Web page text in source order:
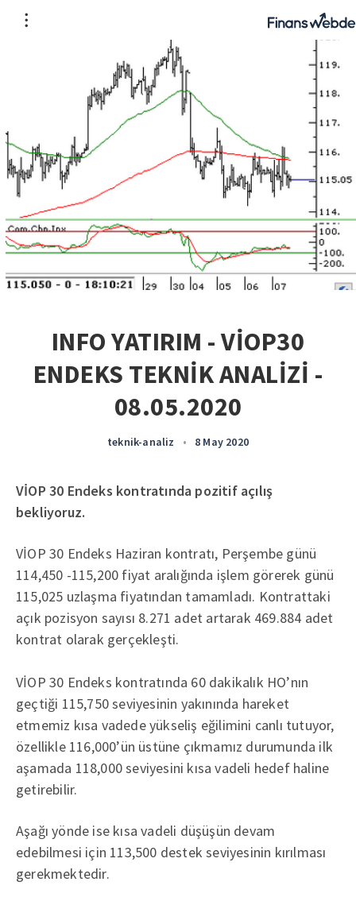
INFO YATIRIM - VİOP30
ENDEKS TEKNİK ANALİZİ -
08.05.2020
teknik-analiz • 8 May 2020
VİOP 30 Endeks kontratında pozitif açılış
bekliyoruz.
VİOP 30 Endeks Haziran kontratı, Perşembe günü
114,450 -115,200 fiyat aralığında işlem görerek günü
115,025 uzlaşma fiyatından tamamladı. Kontrattaki
açık pozisyon sayısı 8.271 adet artarak 469.884 adet
kontrat olarak gerçekleşti.
VİOP 30 Endeks kontratında 60 dakikalık HO’nın
geçtiği 115,750 seviyesinin yakınında hareket
etmemiz kısa vadede yükseliş eğilimini canlı tutuyor,
özellikle 116,000’ün üstüne çıkmamız durumunda ilk
aşamada 118,000 seviyesini kısa vadeli hedef haline
getirebilir.
Aşağı yönde ise kısa vadeli düşüşün devam
edebilmesi için 113,500 destek seviyesinin kırılması
gerekmektedir.